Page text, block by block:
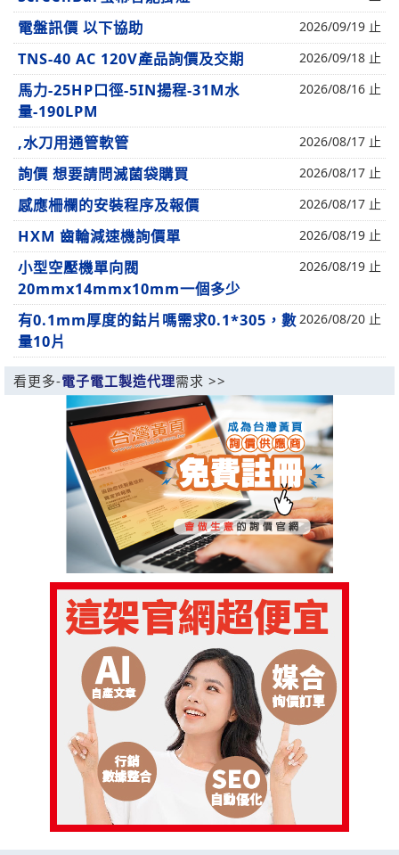
電盤訊價 以下協助 2026/09/19 止
TNS-40 AC 120V產品詢價及交期 2026/09/18 止
馬力-25HP口徑-5IN揚程-31M水
量-190LPM
2026/08/16 止
,水刀用通管軟管 2026/08/17 止
詢價 想要請問滅菌袋購買 2026/08/17 止
感應柵欄的安裝程序及報價 2026/08/17 止
HXM 齒輪減速機詢價單 2026/08/19 止
小型空壓機單向閥
20mmx14mmx10mm一個多少
2026/08/19 止
有0.1mm厚度的鈷片嗎需求0.1*305，數
量10片
2026/08/20 止
看更多-電子電工製造代理需求 >>